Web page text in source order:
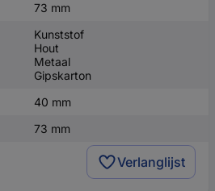
73 mm
Kunststof
Hout
Metaal
Gipskarton
40 mm
73 mm
Verlanglijst